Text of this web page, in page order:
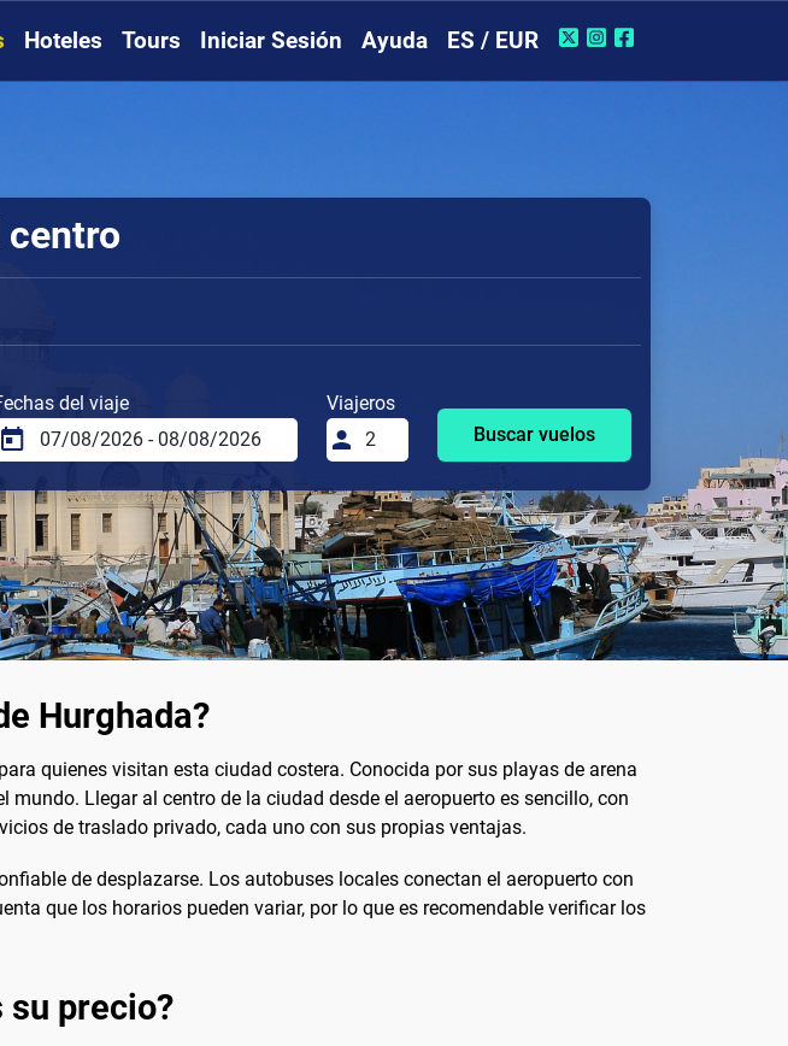
Hoteles Tours Iniciar Sesión Ayuda ES / EUR
centro
del viaje
Viajeros
Buscar vuelos
Hurghada?
quienes visitan esta ciudad costera. Conocida por sus playas de arena
Llegar al centro de la ciudad desde el aeropuerto es sencillo, con
de traslado privado, cada uno con sus propias ventajas.
de desplazarse. Los autobuses locales conectan el aeropuerto con
que los horarios pueden variar, por lo que es recomendable verificar los
su precio?